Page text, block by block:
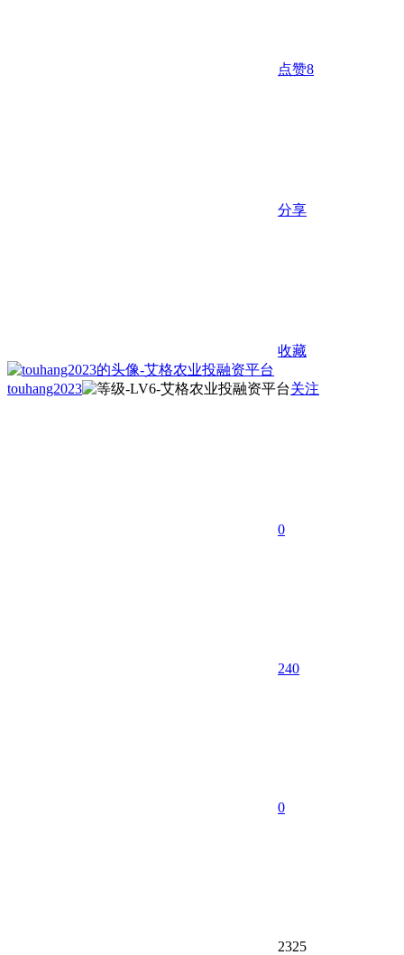
点赞8
分享
收藏
touhang2023 关注
0
240
0
2325